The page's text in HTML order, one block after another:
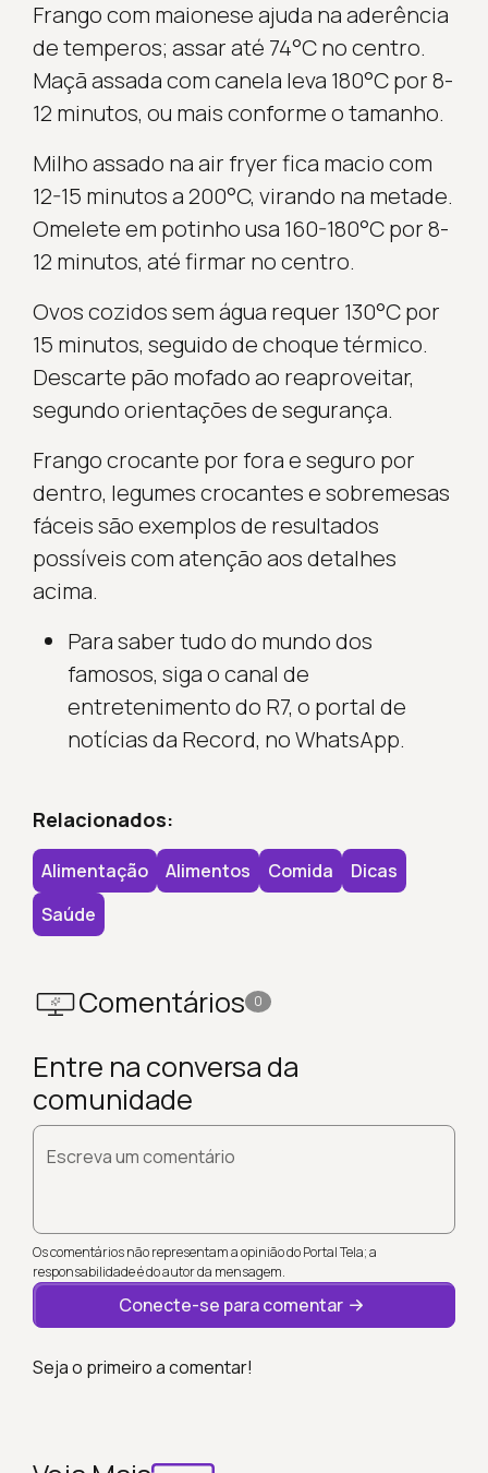
Frango com maionese ajuda na aderência
de temperos; assar até 74°C no centro.
Maçã assada com canela leva 180°C por 8-
12 minutos, ou mais conforme o tamanho.
Milho assado na air fryer fica macio com
12-15 minutos a 200°C, virando na metade.
Omelete em potinho usa 160-180°C por 8-
12 minutos, até firmar no centro.
Ovos cozidos sem água requer 130°C por
15 minutos, seguido de choque térmico.
Descarte pão mofado ao reaproveitar,
segundo orientações de segurança.
Frango crocante por fora e seguro por
dentro, legumes crocantes e sobremesas
fáceis são exemplos de resultados
possíveis com atenção aos detalhes
acima.
Para saber tudo do mundo dos
famosos, siga o canal de
entretenimento do R7, o portal de
notícias da Record, no WhatsApp.
Relacionados:
Alimentação Alimentos Comida
Dicas
Saúde
Comentários 0
Entre na conversa da
comunidade
Escreva um comentário
Os comentários não representam a opinião do Portal Tela; a
responsabilidade é do autor da mensagem.
Conecte-se para comentar
Seja o primeiro a comentar!